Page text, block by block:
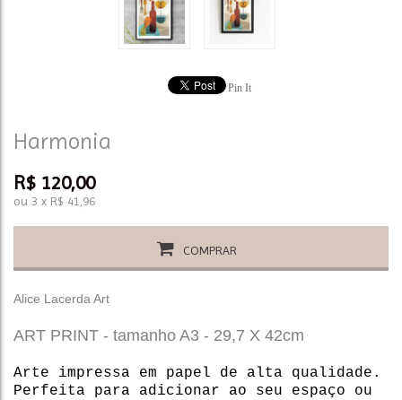
Pin It
Harmonia
R$ 120,00
ou 3 x R$ 41,96
COMPRAR
Alice Lacerda Art
ART PRINT - tamanho A3 - 29,7 X 42cm
Arte impressa em papel de alta qualidade.
Perfeita para adicionar ao seu espaço ou